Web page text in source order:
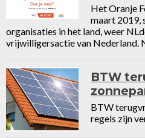
Het Oranje
maart 2019,
organisaties in het land, weer
vrijwilligersactie van Nederland.
BTW
BTW
regels zijn